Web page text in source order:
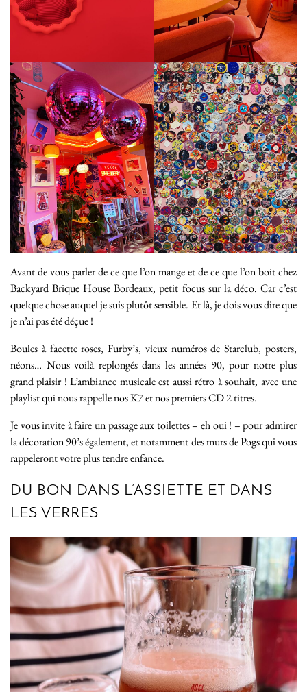
Avant de vous parler de ce que l’on mange et de ce que l’on boit chez
Backyard Brique House Bordeaux, petit focus sur la déco. Car c’est
quelque chose auquel je suis plutôt sensible. Et là, je dois vous dire que
je n’ai pas été déçue !
Boules à facette roses, Furby’s, vieux numéros de Starclub, posters,
néons… Nous voilà replongés dans les années 90, pour notre plus
grand plaisir ! L’ambiance musicale est aussi rétro à souhait, avec une
playlist qui nous rappelle nos K7 et nos premiers CD 2 titres.
Je vous invite à faire un passage aux toilettes – eh oui ! – pour admirer
la décoration 90’s également, et notamment des murs de Pogs qui vous
rappeleront votre plus tendre enfance.
DU BON DANS L’ASSIETTE ET DANS
LES VERRES